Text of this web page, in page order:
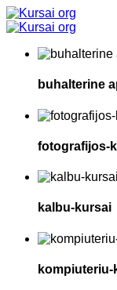
buhalterine
fotografijos-
kalbu-kursai
kompiuteriu-